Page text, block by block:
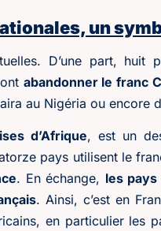
un
D’une part, huit
abandonner le franc
au Nigéria ou encore
d’Afrique, est un
pays utilisent le
. En échange, les
. Ainsi, c’est en
en particulier les